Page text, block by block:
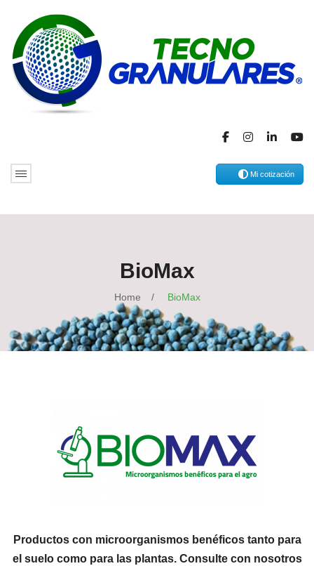
Mi cotización
BioMax
Home / BioMax
Productos con microorganismos benéficos tanto para
el suelo como para las plantas. Consulte con nosotros